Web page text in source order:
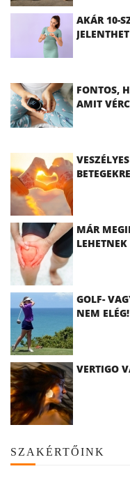
AKÁR 10-
FONTOS,
AMIT
MÁR
LEHETNEK
GOLF-
NEM ELÉG!
VERTIGO
SZAKÉRTŐINK